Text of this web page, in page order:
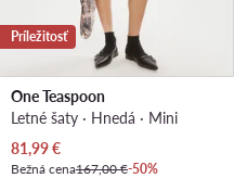
Príležitosť
One Teaspoon
Letné šaty · Hnedá · Mini
Aktuálna cena
81,99€
Bežná cena167,00 €-50%